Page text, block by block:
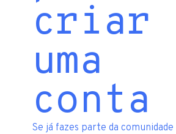
criar
uma
conta
Se já fazes parte da comunidade